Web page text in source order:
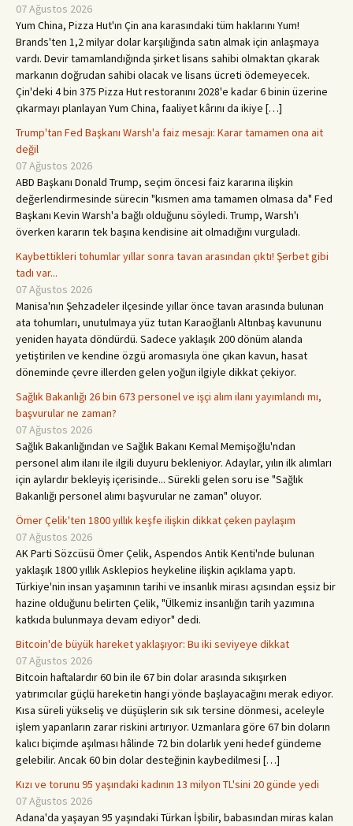
07 Ağustos 2026
Yum China, Pizza Hut'ın Çin ana karasındaki tüm haklarını Yum!
Brands'ten 1,2 milyar dolar karşılığında satın almak için anlaşmaya
vardı. Devir tamamlandığında şirket lisans sahibi olmaktan çıkarak
markanın doğrudan sahibi olacak ve lisans ücreti ödemeyecek.
Çin'deki 4 bin 375 Pizza Hut restoranını 2028'e kadar 6 binin üzerine
çıkarmayı planlayan Yum China, faaliyet kârını da ikiye […]
Trump'tan Fed Başkanı Warsh'a faiz mesajı: Karar tamamen ona ait
değil
07 Ağustos 2026
ABD Başkanı Donald Trump, seçim öncesi faiz kararına ilişkin
değerlendirmesinde sürecin "kısmen ama tamamen olmasa da" Fed
Başkanı Kevin Warsh'a bağlı olduğunu söyledi. Trump, Warsh'ı
överken kararın tek başına kendisine ait olmadığını vurguladı.
Kaybettikleri tohumlar yıllar sonra tavan arasından çıktı! Şerbet gibi
tadı var...
07 Ağustos 2026
Manisa'nın Şehzadeler ilçesinde yıllar önce tavan arasında bulunan
ata tohumları, unutulmaya yüz tutan Karaoğlanlı Altınbaş kavununu
yeniden hayata döndürdü. Sadece yaklaşık 200 dönüm alanda
yetiştirilen ve kendine özgü aromasıyla öne çıkan kavun, hasat
döneminde çevre illerden gelen yoğun ilgiyle dikkat çekiyor.
Sağlık Bakanlığı 26 bin 673 personel ve işçi alım ilanı yayımlandı mı,
başvurular ne zaman?
07 Ağustos 2026
Sağlık Bakanlığından ve Sağlık Bakanı Kemal Memişoğlu'ndan
personel alım ilanı ile ilgili duyuru bekleniyor. Adaylar, yılın ilk alımları
için aylardır bekleyiş içerisinde... Sürekli gelen soru ise "Sağlık
Bakanlığı personel alımı başvurular ne zaman" oluyor.
Ömer Çelik'ten 1800 yıllık keşfe ilişkin dikkat çeken paylaşım
07 Ağustos 2026
AK Parti Sözcüsü Ömer Çelik, Aspendos Antik Kenti'nde bulunan
yaklaşık 1800 yıllık Asklepios heykeline ilişkin açıklama yaptı.
Türkiye'nin insan yaşamının tarihi ve insanlık mirası açısından eşsiz bir
hazine olduğunu belirten Çelik, "Ülkemiz insanlığın tarih yazımına
katkıda bulunmaya devam ediyor" dedi.
Bitcoin'de büyük hareket yaklaşıyor: Bu iki seviyeye dikkat
07 Ağustos 2026
Bitcoin haftalardır 60 bin ile 67 bin dolar arasında sıkışırken
yatırımcılar güçlü hareketin hangi yönde başlayacağını merak ediyor.
Kısa süreli yükseliş ve düşüşlerin sık sık tersine dönmesi, aceleyle
işlem yapanların zarar riskini artırıyor. Uzmanlara göre 67 bin doların
kalıcı biçimde aşılması hâlinde 72 bin dolarlık yeni hedef gündeme
gelebilir. Ancak 60 bin dolar desteğinin kaybedilmesi […]
Kızı ve torunu 95 yaşındaki kadının 13 milyon TL'sini 20 günde yedi
07 Ağustos 2026
Adana'da yaşayan 95 yaşındaki Türkan İşbilir, babasından miras kalan